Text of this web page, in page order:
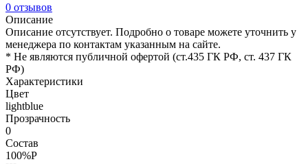
0 отзывов
Описание
Описание отсутствует. Подробно о товаре можете уточнить у
менеджера по контактам указанным на сайте.
* Не являются публичной офертой (ст.435 ГК РФ, cт. 437 ГК
РФ)
Характеристики
Цвет
lightblue
Прозрачность
0
Состав
100%P